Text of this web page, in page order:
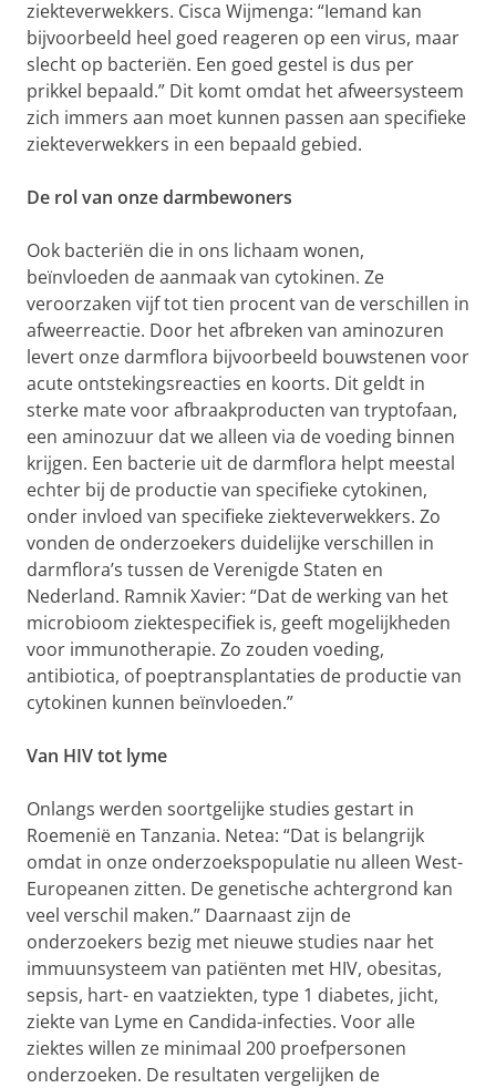
ziekteverwekkers. Cisca Wijmenga: “Iemand kan
bijvoorbeeld heel goed reageren op een virus, maar
slecht op bacteriën. Een goed gestel is dus per
prikkel bepaald.” Dit komt omdat het afweersysteem
zich immers aan moet kunnen passen aan specifieke
ziekteverwekkers in een bepaald gebied.
De rol van onze darmbewoners
Ook bacteriën die in ons lichaam wonen,
beïnvloeden de aanmaak van cytokinen. Ze
veroorzaken vijf tot tien procent van de verschillen in
afweerreactie. Door het afbreken van aminozuren
levert onze darmflora bijvoorbeeld bouwstenen voor
acute ontstekingsreacties en koorts. Dit geldt in
sterke mate voor afbraakproducten van tryptofaan,
een aminozuur dat we alleen via de voeding binnen
krijgen. Een bacterie uit de darmflora helpt meestal
echter bij de productie van specifieke cytokinen,
onder invloed van specifieke ziekteverwekkers. Zo
vonden de onderzoekers duidelijke verschillen in
darmflora’s tussen de Verenigde Staten en
Nederland. Ramnik Xavier: “Dat de werking van het
microbioom ziektespecifiek is, geeft mogelijkheden
voor immunotherapie. Zo zouden voeding,
antibiotica, of poeptransplantaties de productie van
cytokinen kunnen beïnvloeden.”
Van HIV tot lyme
Onlangs werden soortgelijke studies gestart in
Roemenië en Tanzania. Netea: “Dat is belangrijk
omdat in onze onderzoekspopulatie nu alleen West-
Europeanen zitten. De genetische achtergrond kan
veel verschil maken.” Daarnaast zijn de
onderzoekers bezig met nieuwe studies naar het
immuunsysteem van patiënten met HIV, obesitas,
sepsis, hart- en vaatziekten, type 1 diabetes, jicht,
ziekte van Lyme en Candida-infecties. Voor alle
ziektes willen ze minimaal 200 proefpersonen
onderzoeken. De resultaten vergelijken de